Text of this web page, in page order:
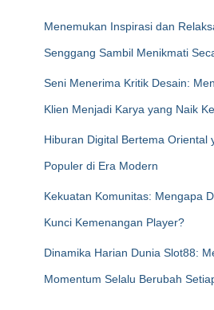
Menemukan Inspirasi dan
Senggang Sambil Menikmati
Seni Menerima Kritik Desain:
Klien Menjadi Karya yang Naik
Hiburan Digital Bertema Oriental
Populer di Era Modern
Kekuatan Komunitas: Mengapa
Kunci Kemenangan Player?
Dinamika Harian Dunia Slot88:
Momentum Selalu Berubah